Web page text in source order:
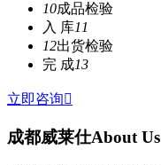
10成品检验
入 库11
12出货检验
完 成13
立即咨询
成都威莱仕About Us